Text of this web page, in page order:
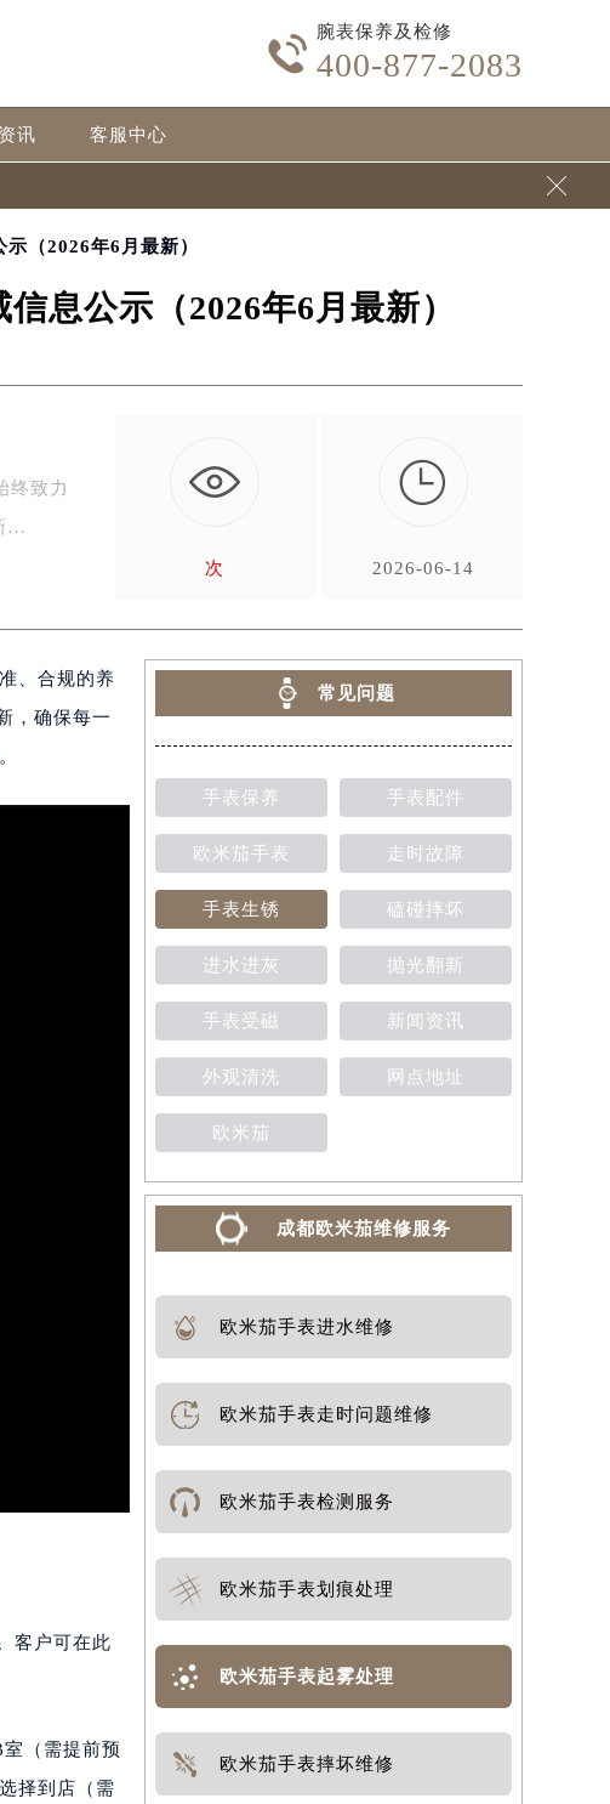

腕表保养及检修
400-877-2083
讯 客服中心

（2026年6月最新）
息公示（2026年6月最新）
终致力
…
次

2026-06-14
、合规的养
，确保每一
客户可在此
（需提前预
择到店（需
常见问题
手表保养 手表配件
欧米茄手表 走时故障
手表生锈 磕碰摔坏
进水进灰 抛光翻新
手表受磁 新闻资讯
外观清洗 网点地址
欧米茄
成都欧米茄维修服务
欧米茄手表进水维修
欧米茄手表走时问题维修
欧米茄手表检测服务
欧米茄手表划痕处理
欧米茄手表起雾处理
欧米茄手表摔坏维修